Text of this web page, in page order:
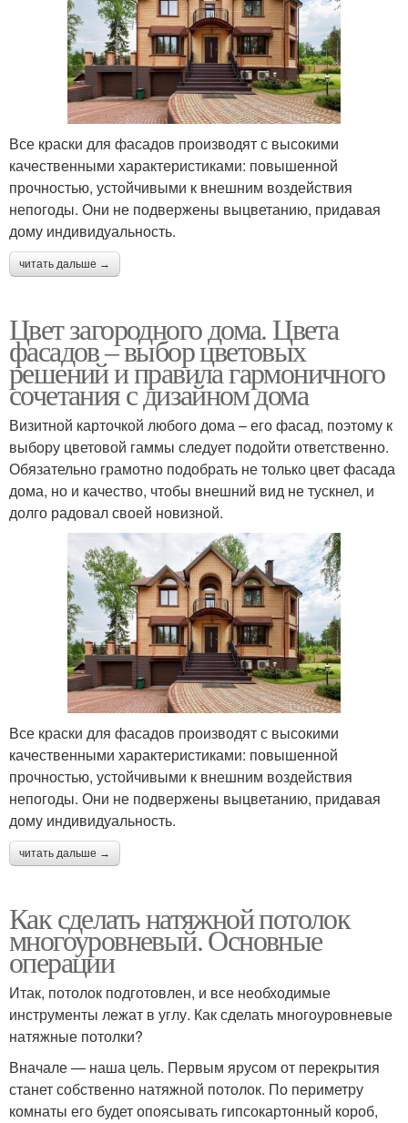
Все краски для фасадов производят с высокими
качественными характеристиками: повышенной
прочностью, устойчивыми к внешним воздействия
непогоды. Они не подвержены выцветанию, придавая
дому индивидуальность.
читать дальше →
Цвет загородного дома. Цвета
фасадов – выбор цветовых
решений и правила гармоничного
сочетания с дизайном дома
Визитной карточкой любого дома – его фасад, поэтому к
выбору цветовой гаммы следует подойти ответственно.
Обязательно грамотно подобрать не только цвет фасада
дома, но и качество, чтобы внешний вид не тускнел, и
долго радовал своей новизной.
Все краски для фасадов производят с высокими
качественными характеристиками: повышенной
прочностью, устойчивыми к внешним воздействия
непогоды. Они не подвержены выцветанию, придавая
дому индивидуальность.
читать дальше →
Как сделать натяжной потолок
многоуровневый. Основные
операции
Итак, потолок подготовлен, и все необходимые
инструменты лежат в углу. Как сделать многоуровневые
натяжные потолки?
Вначале — наша цель. Первым ярусом от перекрытия
станет собственно натяжной потолок. По периметру
комнаты его будет опоясывать гипсокартонный короб,